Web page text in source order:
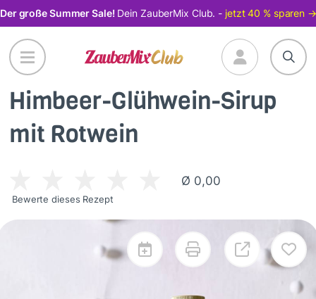
Direkt
zum
Inhalt
Der große Summer Sale! Dein ZauberMix Club. - jetzt 40 % sparen →
Himbeer-Glühwein-Sirup
mit Rotwein
Ø 0,00
Bewerte dieses Rezept